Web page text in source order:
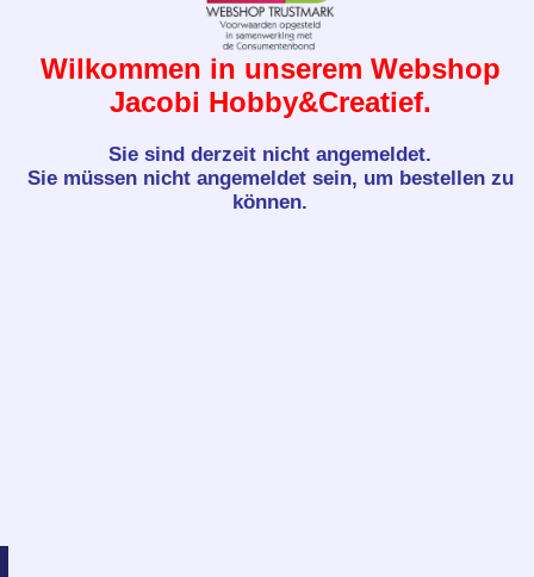
Wilkommen in unserem Webshop
Jacobi Hobby&Creatief.
Sie sind derzeit nicht angemeldet.
Sie müssen nicht angemeldet sein, um bestellen zu
können.